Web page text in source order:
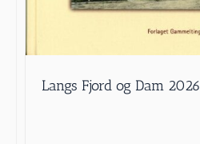
Langs Fjord og Dam 2026